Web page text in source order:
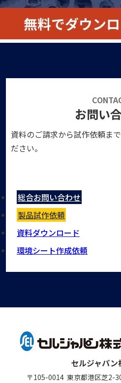
お問い
資料のご請求から試作依頼ま
ださい。
総合お問い合わせ
製品試作依頼
資料ダウンロード
環境シート作成依頼
セルジャパン
〒105-0014 東京都港区芝2-